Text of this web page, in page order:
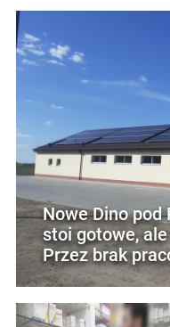
Nowe Dino pod
stoi gotowe,
Przez brak